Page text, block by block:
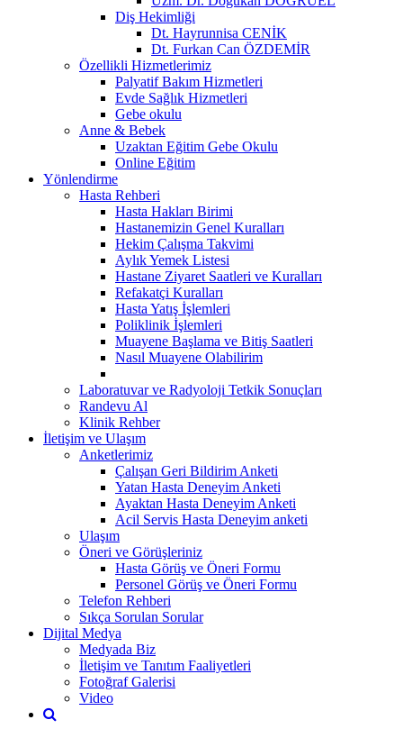
Diş Hekimliği
Dt. Hayrunnisa CENİK
Dt. Furkan Can ÖZDEMİR
Özellikli Hizmetlerimiz
Palyatif Bakım Hizmetleri
Evde Sağlık Hizmetleri
Gebe okulu
Anne & Bebek
Uzaktan Eğitim Gebe Okulu
Online Eğitim
Yönlendirme
Hasta Rehberi
Hasta Hakları Birimi
Hastanemizin Genel Kuralları
Hekim Çalışma Takvimi
Aylık Yemek Listesi
Hastane Ziyaret Saatleri ve Kuralları
Refakatçi Kuralları
Hasta Yatış İşlemleri
Poliklinik İşlemleri
Muayene Başlama ve Bitiş Saatleri
Nasıl Muayene Olabilirim
Laboratuvar ve Radyoloji Tetkik Sonuçları
Randevu Al
Klinik Rehber
İletişim ve Ulaşım
Anketlerimiz
Çalışan Geri Bildirim Anketi
Yatan Hasta Deneyim Anketi
Ayaktan Hasta Deneyim Anketi
Acil Servis Hasta Deneyim anketi
Ulaşım
Öneri ve Görüşleriniz
Hasta Görüş ve Öneri Formu
Personel Görüş ve Öneri Formu
Telefon Rehberi
Sıkça Sorulan Sorular
Dijital Medya
Medyada Biz
İletişim ve Tanıtım Faaliyetleri
Fotoğraf Galerisi
Video